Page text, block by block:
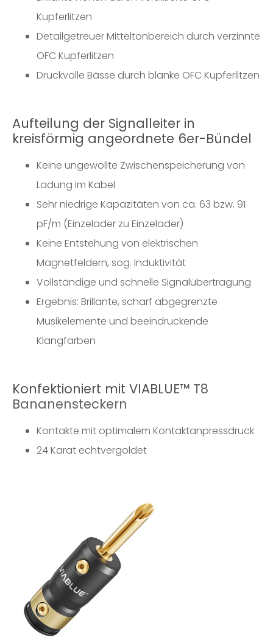
Kupferlitzen
Detailgetreuer Mitteltonbereich durch verzinnte
OFC Kupferlitzen
Druckvolle Bässe durch blanke OFC Kupferlitzen
Aufteilung der Signalleiter in
kreisförmig angeordnete 6er-Bündel
Keine ungewollte Zwischenspeicherung von
Ladung im Kabel
Sehr niedrige Kapazitäten von ca. 63 bzw. 91
pF/m (Einzelader zu Einzelader)
Keine Entstehung von elektrischen
Magnetfeldern, sog. Induktivität
Vollständige und schnelle Signalübertragung
Ergebnis: Brillante, scharf abgegrenzte
Musikelemente und beeindruckende
Klangfarben
Konfektioniert mit VIABLUE™ T8
Bananensteckern
Kontakte mit optimalem Kontaktanpressdruck
24 Karat echtvergoldet